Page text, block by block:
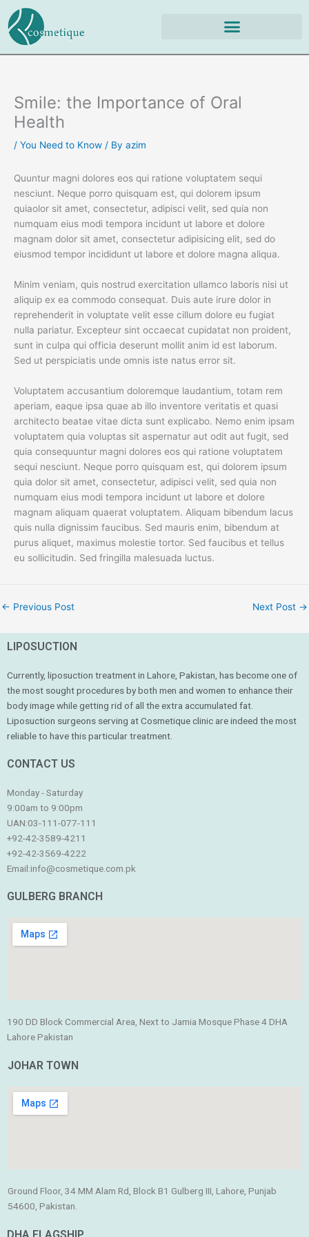
content
Smile: the Importance of Oral
Health
/ You Need to Know / By azim
Quuntur magni dolores eos qui ratione voluptatem sequi
nesciunt. Neque porro quisquam est, qui dolorem ipsum
quiaolor sit amet, consectetur, adipisci velit, sed quia non
numquam eius modi tempora incidunt ut labore et dolore
magnam dolor sit amet, consectetur adipisicing elit, sed do
eiusmod tempor incididunt ut labore et dolore magna aliqua.
Minim veniam, quis nostrud exercitation ullamco laboris nisi ut
aliquip ex ea commodo consequat. Duis aute irure dolor in
reprehenderit in voluptate velit esse cillum dolore eu fugiat
nulla pariatur. Excepteur sint occaecat cupidatat non proident,
sunt in culpa qui officia deserunt mollit anim id est laborum.
Sed ut perspiciatis unde omnis iste natus error sit.
Voluptatem accusantium doloremque laudantium, totam rem
aperiam, eaque ipsa quae ab illo inventore veritatis et quasi
architecto beatae vitae dicta sunt explicabo. Nemo enim ipsam
voluptatem quia voluptas sit aspernatur aut odit aut fugit, sed
quia consequuntur magni dolores eos qui ratione voluptatem
sequi nesciunt. Neque porro quisquam est, qui dolorem ipsum
quia dolor sit amet, consectetur, adipisci velit, sed quia non
numquam eius modi tempora incidunt ut labore et dolore
magnam aliquam quaerat voluptatem. Aliquam bibendum lacus
quis nulla dignissim faucibus. Sed mauris enim, bibendum at
purus aliquet, maximus molestie tortor. Sed faucibus et tellus
eu sollicitudin. Sed fringilla malesuada luctus.
← Previous Post Next Post →
LIPOSUCTION
Currently, liposuction treatment in Lahore, Pakistan, has become one of
the most sought procedures by both men and women to enhance their
body image while getting rid of all the extra accumulated fat.
Liposuction surgeons serving at Cosmetique clinic are indeed the most
reliable to have this particular treatment.
CONTACT US
Monday - Saturday
9:00am to 9:00pm
UAN:03-111-077-111
+92-42-3589-4211
+92-42-3569-4222
Email:info@cosmetique.com.pk
GULBERG BRANCH
190 DD Block Commercial Area, Next to Jamia Mosque Phase 4 DHA
Lahore Pakistan
JOHAR TOWN
Ground Floor, 34 MM Alam Rd, Block B1 Gulberg III, Lahore, Punjab
54600, Pakistan.